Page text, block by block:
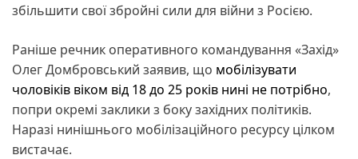
збільшити свої збройні сили для війни з Росією.
Раніше речник оперативного командування «Захід»
Олег Домбровський заявив, що мобілізувати
чоловіків віком від 18 до 25 років нині не потрібно,
попри окремі заклики з боку західних політиків.
Наразі нинішнього мобілізаційного ресурсу цілком
вистачає.